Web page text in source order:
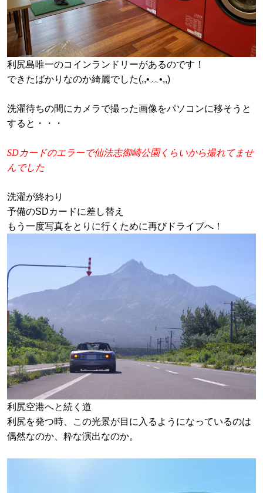
利尻島唯一のコインランドリーがあるのです！
できたばかりなのか綺麗でした(,,•﹏•,,)
洗濯待ちの間にカメラで撮った画像をパソコンに移そうと
すると・・・
SDカードのエラーで仙法志御崎公園くらいから撮れてませ
んでした
洗濯が終わり
予備のSDカードに差し替え
もう一度写真をとりに行くために再びドライブへ！
利尻空港へと続く道
利尻を発つ時、この光景が目に入るようになっているのは
偶然なのか、粋な演出なのか。